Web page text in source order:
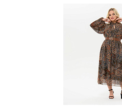
В